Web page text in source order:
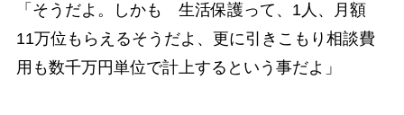
「そうだよ。しかも 生活保護って、1人、月額
11万位もらえるそうだよ、更に引きこもり相談費
用も数千万円単位で計上するという事だよ」